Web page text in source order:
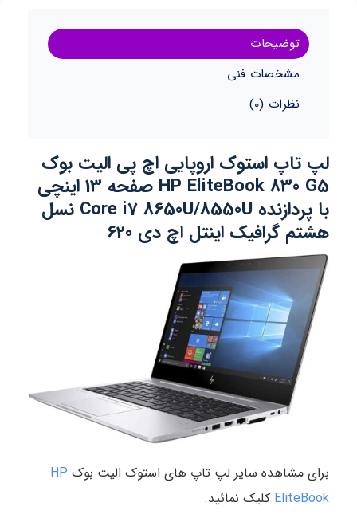
توضیحات
مشخصات فنی
نظرات (0)
لپ تاپ استوک اروپایی اچ پی الیت بوک
HP EliteBook 830 G5 صفحه 13 اینچی
با پردازنده Core i7 8650U/8550U نسل
هشتم گرافیک اینتل اچ دی 620
برای مشاهده سایر لپ تاپ های استوک الیت بوک HP
EliteBook کلیک نمائید.